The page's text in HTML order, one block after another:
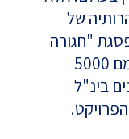
של
סין בפסגת "חגורה
אחת ודרך אחת" 37 מנהיגים זרים ועמם 5000
ו-90 ארגונים בינ"ל